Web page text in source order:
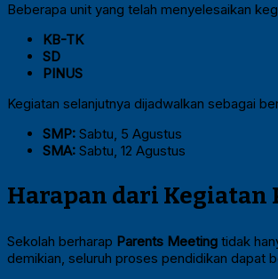
Beberapa unit yang telah menyelesaikan
KB-TK
SD
PINUS
Kegiatan selanjutnya dijadwalkan sebagai
SMP: Sabtu, 5 Agustus
SMA: Sabtu, 12 Agustus
Harapan dari Kegiatan
Sekolah berharap Parents Meeting tidak
demikian, seluruh proses pendidikan dapat